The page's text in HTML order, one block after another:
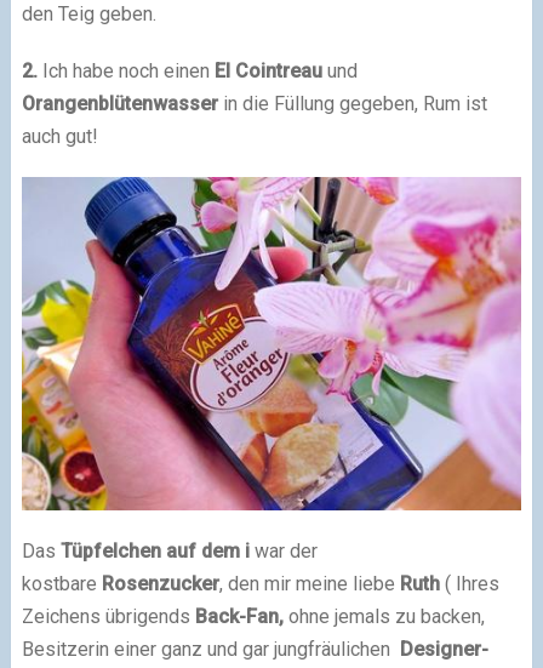
den Teig geben.
2.Ich habe noch einen El Cointreauund
Orangenblütenwasserin die Füllung gegeben, Rum ist
auch gut!
Das Tüpfelchen auf dem iwar der
kostbare Rosenzucker, den mir meine liebe Ruth( Ihres
Zeichens übrigends Back-Fan,ohne jemals zu backen,
Besitzerin einer ganz und gar jungfräulichen Designer-